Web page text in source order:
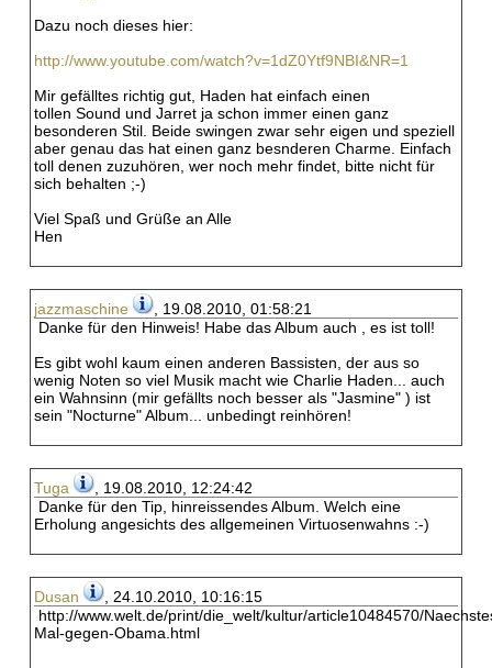
Dazu noch dieses hier:
http://www.youtube.com/watch?v=1dZ0Ytf9NBI&NR=1
Mir gefälltes richtig gut, Haden hat einfach einen
tollen Sound und Jarret ja schon immer einen ganz
besonderen Stil. Beide swingen zwar sehr eigen und speziell
aber genau das hat einen ganz besnderen Charme. Einfach
toll denen zuzuhören, wer noch mehr findet, bitte nicht für
sich behalten ;-)
Viel Spaß und Grüße an Alle
Hen
jazzmaschine
, 19.08.2010, 01:58:21
Danke für den Hinweis! Habe das Album auch , es ist toll!
Es gibt wohl kaum einen anderen Bassisten, der aus so
wenig Noten so viel Musik macht wie Charlie Haden... auch
ein Wahnsinn (mir gefällts noch besser als "Jasmine" ) ist
sein "Nocturne" Album... unbedingt reinhören!
Tuga
, 19.08.2010, 12:24:42
Danke für den Tip, hinreissendes Album. Welch eine
Erholung angesichts des allgemeinen Virtuosenwahns :-)
Dusan
, 24.10.2010, 10:16:15
http://www.welt.de/print/die_welt/kultur/article10484570/
Mal-gegen-Obama.html